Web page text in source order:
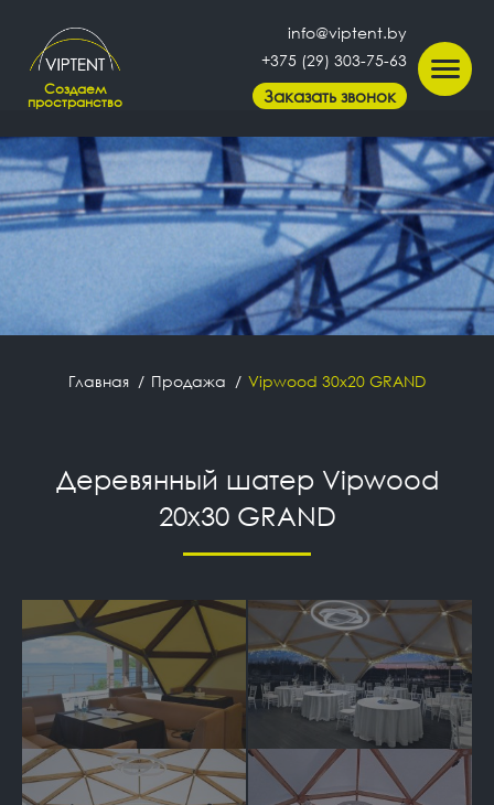
Создаем
пространство
info@viptent.by
+375 (29) 303-75-63
Заказать звонок
Главная Продажа Vipwood 30x20 GRAND
Деревянный шатер Vipwood
20x30 GRAND